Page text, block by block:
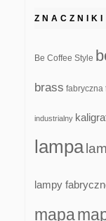
ZNACZNIKI
Be Coffee Style
brass fabryczna
industrialny
lampa
lampy
mapa